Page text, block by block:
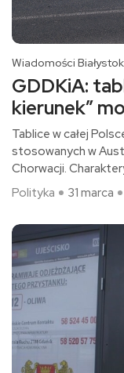
Wiadomości Białystok
GDDKiA:
kierunek”
Tablice w całej
stosowanych w
Chorwacji.
Polityka
31 marca